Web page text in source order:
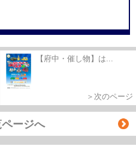
【府中・催し物】は...
＞次のページ
ージへ